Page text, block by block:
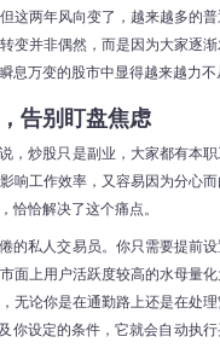
这两年风向变了，越来越多的
变并非偶然，而是因为大家逐
息万变的股市中显得越来越力不
告别盯盘焦虑
，炒股只是副业，大家都有本
响工作效率，又容易因为分心
恰恰解决了这个痛点。
的私人交易员。你只需要提前
面上用户活跃度较高的水母量
无论你是在通勤路上还是在处
你设定的条件，它就会自动执